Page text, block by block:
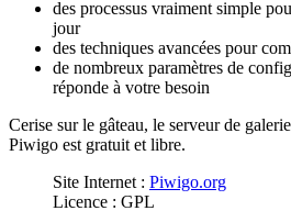
des processus vraiment simple
jour
des techniques avancées pour
de nombreux paramètres de
réponde à votre besoin
Cerise sur le gâteau, le serveur de
Piwigo est gratuit et libre.
Site Internet : Piwigo.org
Licence : GPL